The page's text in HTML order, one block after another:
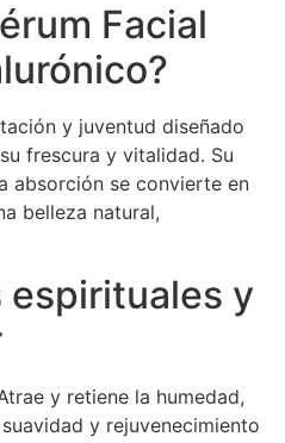
Facial
y juventud diseñado
frescura y vitalidad. Su
absorción se convierte en
belleza natural,
espirituales y
y retiene la humedad,
y rejuvenecimiento